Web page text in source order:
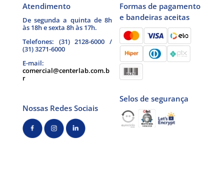
Atendimento
De segunda a quinta de 8h
às 18h e sexta 8h às 17h.
Telefones: (31) 2128-6000 /
(31) 3271-6000
E-mail:
comercial@centerlab.com.b
r
Nossas Redes Sociais
Formas de pagamento
e bandeiras aceitas
Selos de segurança